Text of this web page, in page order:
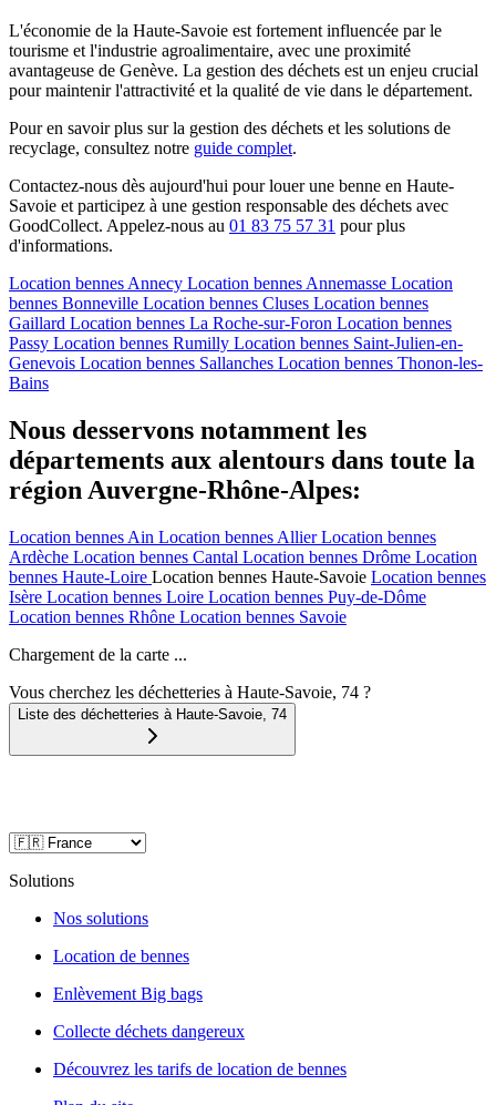
L'économie de la Haute-Savoie est fortement influencée par le
tourisme et l'industrie agroalimentaire, avec une proximité
avantageuse de Genève. La gestion des déchets est un enjeu crucial
pour maintenir l'attractivité et la qualité de vie dans le département.
Pour en savoir plus sur la gestion des déchets et les solutions de
recyclage, consultez notre guide complet.
Contactez-nous dès aujourd'hui pour louer une benne en Haute-
Savoie et participez à une gestion responsable des déchets avec
GoodCollect. Appelez-nous au 01 83 75 57 31 pour plus
d'informations.
Location bennes Annecy Location bennes Annemasse Location
bennes Bonneville Location bennes Cluses Location bennes
Gaillard Location bennes La Roche-sur-Foron Location bennes
Passy Location bennes Rumilly Location bennes Saint-Julien-en-
Genevois Location bennes Sallanches Location bennes Thonon-les-
Bains
Nous desservons notamment les
départements aux alentours dans toute la
région Auvergne-Rhône-Alpes:
Location bennes Ain Location bennes Allier Location bennes
Ardèche Location bennes Cantal Location bennes Drôme Location
bennes Haute-Loire Location bennes Haute-Savoie Location bennes
Isère Location bennes Loire Location bennes Puy-de-Dôme
Location bennes Rhône Location bennes Savoie
Chargement de la carte ...
Vous cherchez les déchetteries à Haute-Savoie, 74 ?
Liste des déchetteries à Haute-Savoie 74
Solutions
Nos solutions
Location de bennes
Enlèvement Big bags
Collecte déchets dangereux
Découvrez les tarifs de location de bennes